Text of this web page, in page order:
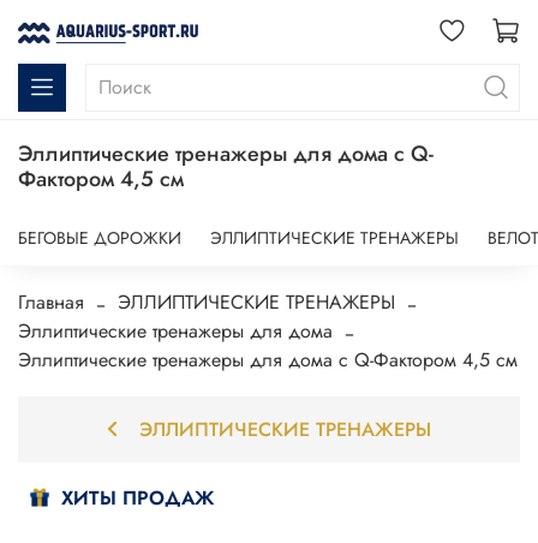
Эллиптические тренажеры для дома с Q-
Фактором 4,5 см
БЕГОВЫЕ ДОРОЖКИ ЭЛЛИПТИЧЕСКИЕ ТРЕНАЖЕРЫ
Главная
ЭЛЛИПТИЧЕСКИЕ ТРЕНАЖЕРЫ
Эллиптические тренажеры для дома
Эллиптические тренажеры для дома с Q-Фактором 4,5 см
ЭЛЛИПТИЧЕСКИЕ ТРЕНАЖЕРЫ
ХИТЫ ПРОДАЖ